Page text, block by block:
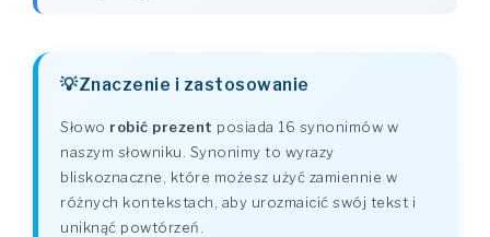
Znaczenie i zastosowanie
Słowo robić prezent posiada 16 synonimów w
naszym słowniku. Synonimy to wyrazy
bliskoznaczne, które możesz użyć zamiennie w
różnych kontekstach, aby urozmaicić swój tekst i
uniknąć powtórzeń.